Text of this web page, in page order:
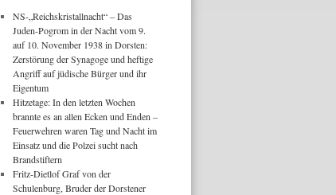
NS-„Reichskristallnacht“ – Das
Juden-Pogrom in der Nacht vom 9.
auf 10. November 1938 in Dorsten:
Zerstörung der Synagoge und heftige
Angriff auf jüdische Bürger und ihr
Eigentum
Hitzetage: In den letzten Wochen
brannte es an allen Ecken und Enden –
Feuerwehren waren Tag und Nacht im
Einsatz und die Polzei sucht nach
Brandstiftern
Fritz-Dietlof Graf von der
Schulenburg, Bruder der Dorstener